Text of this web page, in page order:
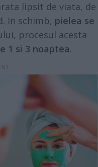
lipsit de viata, de
In schimb, pielea se
procesul acesta
1 si 3 noaptea.